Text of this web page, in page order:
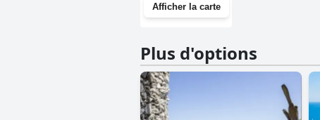
Afficher la carte
Plus d'options